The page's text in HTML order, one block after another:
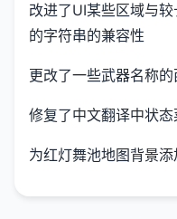
改进了UI某些区域与
的字符串的兼容性
更改了一些武器名称
修复了中文翻译中状
为红灯舞池地图背景